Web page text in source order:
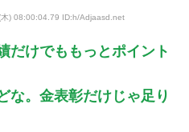
) 08:00:04.79 ID:h/Adjaasd .net
だけでももっとポイント
な。金表彰だけじゃ足り